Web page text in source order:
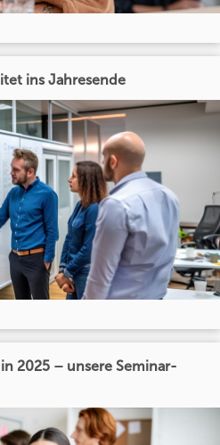
ins Jahresende
2025 – unsere Seminar-